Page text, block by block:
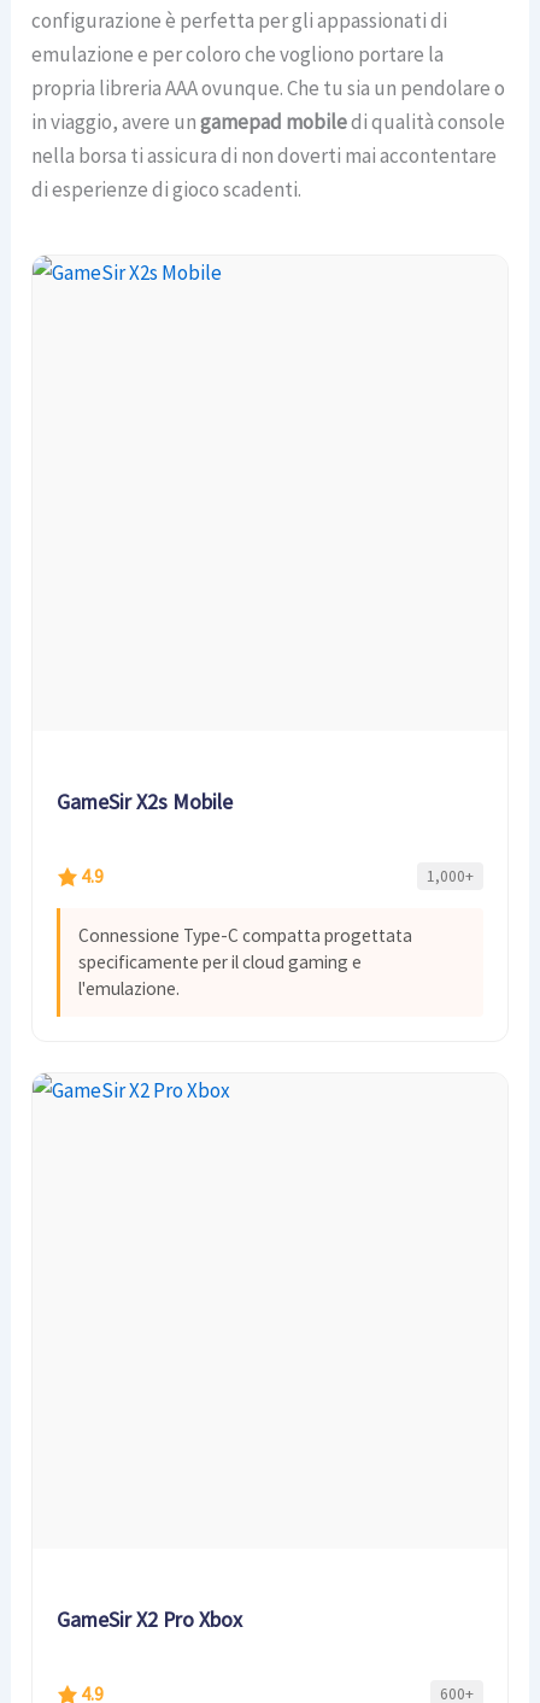
configurazione è perfetta per gli appassionati di
emulazione e per coloro che vogliono portare la
propria libreria AAA ovunque. Che tu sia un pendolare o
in viaggio, avere ungamepad mobiledi qualità console
nella borsa ti assicura di non doverti mai accontentare
di esperienze di gioco scadenti.
GameSir X2s Mobile
4.9 1,000+
Connessione Type-C compatta progettata
specificamente per il cloud gaming e
l'emulazione.
GameSir X2 Pro Xbox
4.9 600+